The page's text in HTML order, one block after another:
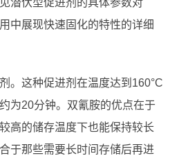
潜伏型促进剂的具体参数对
中展现快速固化的特性的详细
。这种促进剂在温度达到160°C
为20分钟。双氰胺的优点在于
高的储存温度下也能保持较长
于那些需要长时间存储后再进